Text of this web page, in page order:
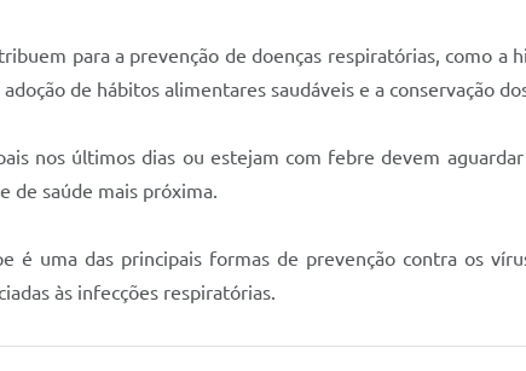
para a prevenção de doenças respiratórias, como
de hábitos alimentares saudáveis e a conservação
nos últimos dias ou estejam com febre devem
de saúde mais próxima.
é uma das principais formas de prevenção contra os
às infecções respiratórias.